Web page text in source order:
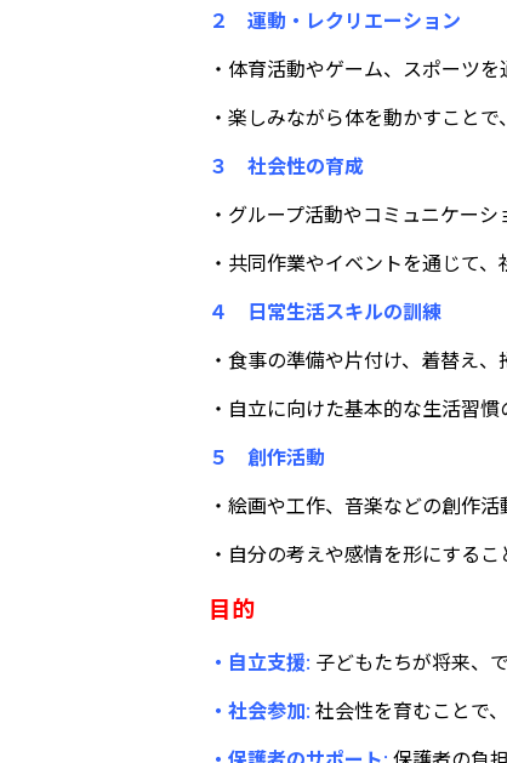
２ 運動・レクリエーション
・体育活動やゲーム、スポーツ
・楽しみながら体を動かすこと
３ 社会性の育成
・グループ活動やコミュニケー
・共同作業やイベントを通じて
４ 日常生活スキルの訓練
・食事の準備や片付け、着替え
・自立に向けた基本的な生活習慣
５ 創作活動
・絵画や工作、音楽などの創作
・自分の考えや感情を形にする
目的
・自立支援: 子どもたちが将来、
・社会参加: 社会性を育むことで